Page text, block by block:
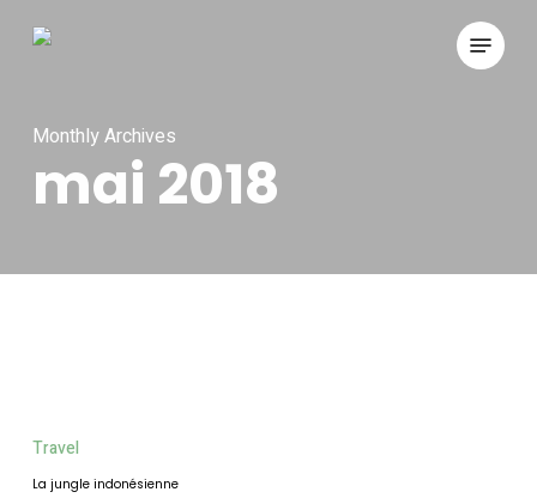
content
Menu
Monthly Archives
mai 2018
jungle
indonésienne
Travel
La jungle indonésienne